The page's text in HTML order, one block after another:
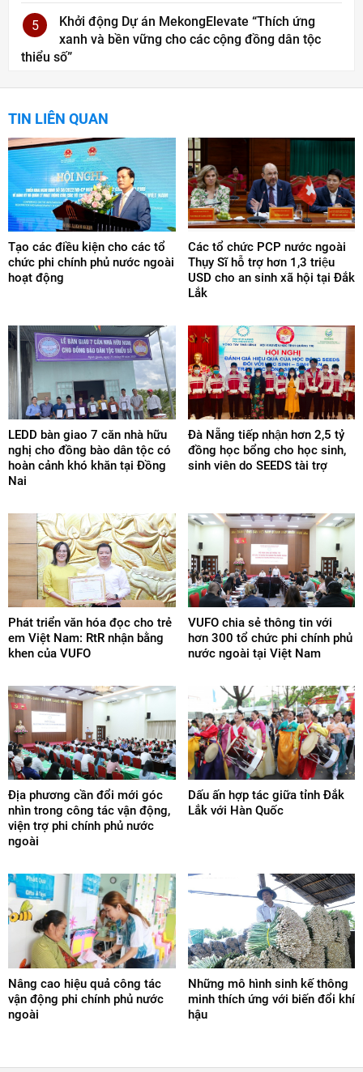
5
Khởi động Dự án MekongElevate “Thích ứng
xanh và bền vững cho các cộng đồng dân tộc
thiểu số”
TIN LIÊN QUAN
Tạo các điều kiện cho các tổ
chức phi chính phủ nước ngoài
hoạt động
Các tổ chức PCP nước ngoài
Thụy Sĩ hỗ trợ hơn 1,3 triệu
USD cho an sinh xã hội tại Đắk
Lắk
LEDD bàn giao 7 căn nhà hữu
nghị cho đồng bào dân tộc có
hoàn cảnh khó khăn tại Đồng
Nai
Đà Nẵng tiếp nhận hơn 2,5 tỷ
đồng học bổng cho học sinh,
sinh viên do SEEDS tài trợ
Phát triển văn hóa đọc cho trẻ
em Việt Nam: RtR nhận bằng
khen của VUFO
VUFO chia sẻ thông tin với
hơn 300 tổ chức phi chính phủ
nước ngoài tại Việt Nam
Địa phương cần đổi mới góc
nhìn trong công tác vận động,
viện trợ phi chính phủ nước
ngoài
Dấu ấn hợp tác giữa tỉnh Đắk
Lắk với Hàn Quốc
Nâng cao hiệu quả công tác
vận động phi chính phủ nước
ngoài
Những mô hình sinh kế thông
minh thích ứng với biến đổi khí
hậu